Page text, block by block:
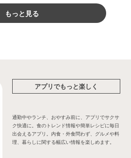
もっと見る
アプリでもっと楽しく
通勤中やランチ、おやすみ前に、アプリでサクサ
ク快適に。食のトレンド情報や簡単レシピに毎日
出会えるアプリ。内食・外食問わず、グルメや料
理、暮らしに関する幅広い情報を楽しめます。